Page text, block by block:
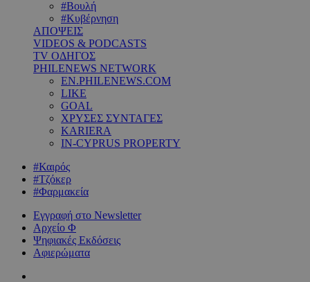
#Βουλή
#Κυβέρνηση
ΑΠΟΨΕΙΣ
VIDEOS & PODCASTS
TV ΟΔΗΓΟΣ
PHILENEWS NETWORK
EN.PHILENEWS.COM
LIKE
GOAL
ΧΡΥΣΕΣ ΣΥΝΤΑΓΕΣ
KARIERA
IN-CYPRUS PROPERTY
#Καιρός
#Τζόκερ
#Φαρμακεία
Εγγραφή στο Newsletter
Αρχείο Φ
Ψηφιακές Εκδόσεις
Αφιερώματα